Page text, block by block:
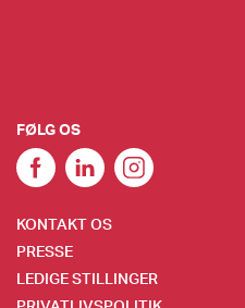
FØLG OS
KONTAKT OS
PRESSE
LEDIGE STILLINGER